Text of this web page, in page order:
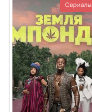
Сериалы